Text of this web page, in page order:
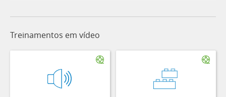
Treinamentos em vídeo